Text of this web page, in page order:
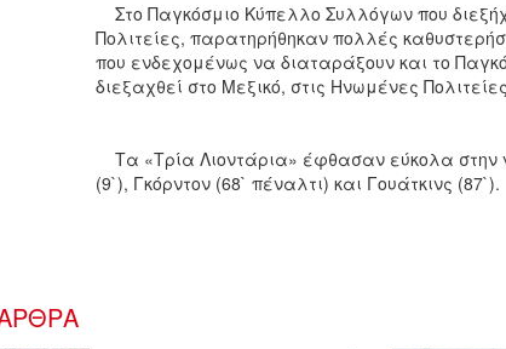
Στο Παγκόσμιο Κύπελλο Συλλόγων που
Πολιτείες, παρατηρήθηκαν πολλές
που ενδεχομένως να διαταράξουν και το
διεξαχθεί στο Μεξικό, στις Ηνωμένες
Τα «Τρία Λιοντάρια» έφθασαν εύκολα στην
(9`), Γκόρντον (68` πέναλτι) και Γουάτκινς (87`).